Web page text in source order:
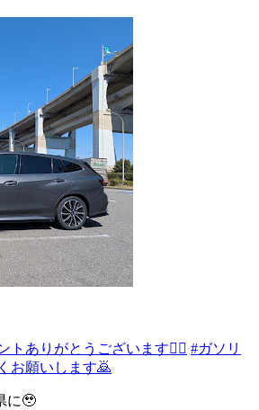
トありがとうございます🙇‍♂️ #ガソリ
お願いします🙇
に🥹